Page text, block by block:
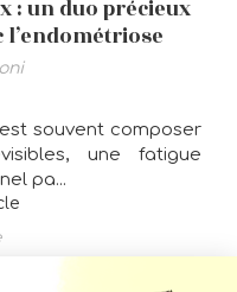
: un duo précieux
souvent composer
une fatigue
pa...